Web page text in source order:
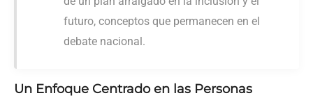
futuro, conceptos que permanecen en el
debate nacional.
Un Enfoque Centrado en las Personas